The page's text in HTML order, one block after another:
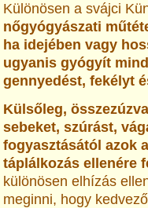
Különösen a svájci
nőgyógyászati
ha idejében vagy
ugyanis gyógyít
gennyedést, fekélyt
Külsőleg,
sebeket, szúrást,
fogyasztásától azok
táplálkozás ellenére
különösen elhízás
meginni, hogy